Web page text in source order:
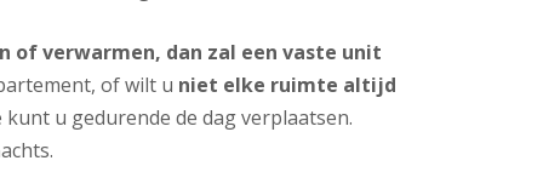
verwarmen, dan zal een vaste unit
of wilt u niet elke ruimte altijd
kunt u gedurende de dag verplaatsen.